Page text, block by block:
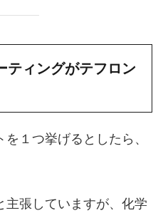
ィングがテフロン
１つ挙げるとしたら、
主張していますが、化学